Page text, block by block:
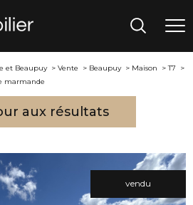
et Beaupuy Vente Beaupuy Maison
T7
marmande
aux résultats
vendu